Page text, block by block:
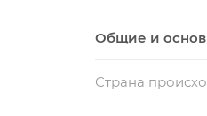
Общие и
Страна